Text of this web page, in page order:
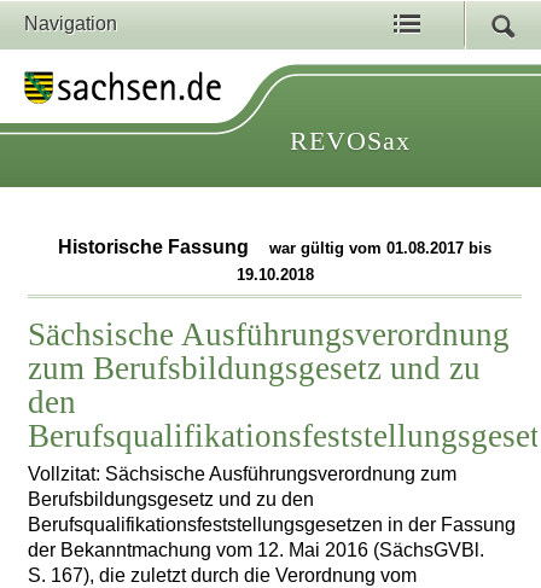
Navigation
REVOSax
Historische Fassung
war gültig vom 01.08.2017 bis
19.10.2018
Sächsische Ausführungsverordnung
zum Berufsbildungsgesetz und zu
den
Vollzitat: Sächsische Ausführungsverordnung zum
Berufsbildungsgesetz und zu den
Berufsqualifikationsfeststellungsgesetzen in der Fassung
der Bekanntmachung vom 12. Mai 2016 (SächsGVBl.
S. 167), die zuletzt durch die Verordnung vom